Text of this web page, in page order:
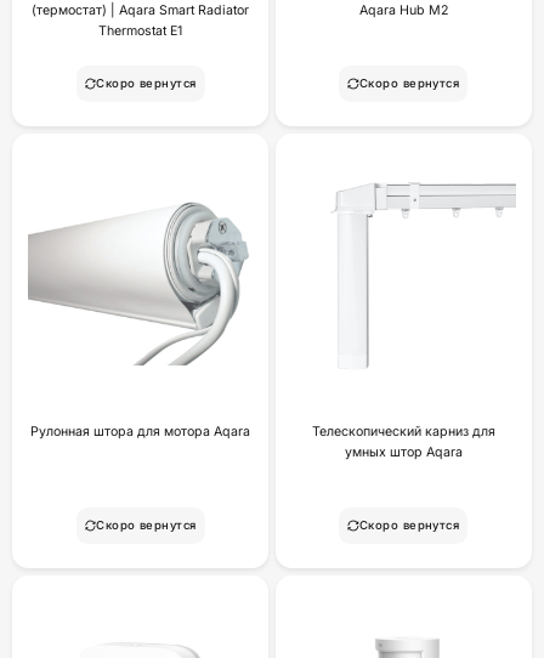
(термостат) | Aqara Smart Radiator
Thermostat E1
Скоро вернутся
Aqara Hub M2
Скоро вернутся
Рулонная штора для мотора Aqara
Скоро вернутся
Телескопический карниз для
умных штор Aqara
Скоро вернутся